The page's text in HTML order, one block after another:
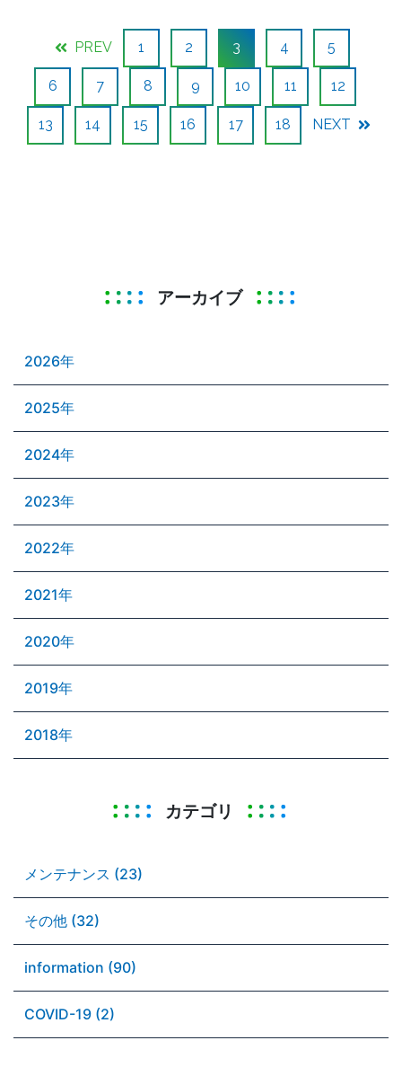
PREV 1 2 3 4 5
6 7 8 9 10 11 12
13 14 15 16 17 18 NEXT
アーカイブ
2026年
2025年
2024年
2023年
2022年
2021年
2020年
2019年
2018年
カテゴリ
メンテナンス (23)
その他 (32)
information (90)
COVID-19 (2)